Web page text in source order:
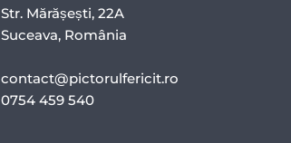
Str. Mărășești, 22A
Suceava, România
contact@pictorulfericit.ro
0754 459 540